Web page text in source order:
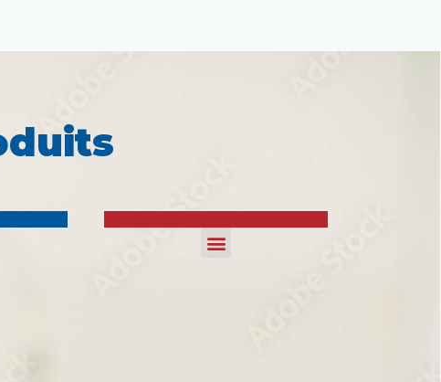
INSTRUMENTS